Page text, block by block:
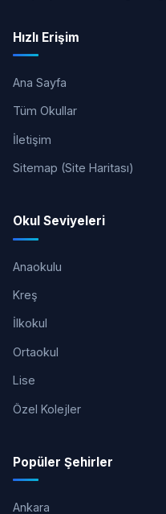
Hızlı Erişim
Ana Sayfa
Tüm Okullar
İletişim
Sitemap (Site Haritası)
Okul Seviyeleri
Anaokulu
Kreş
İlkokul
Ortaokul
Lise
Özel Kolejler
Popüler Şehirler
Ankara